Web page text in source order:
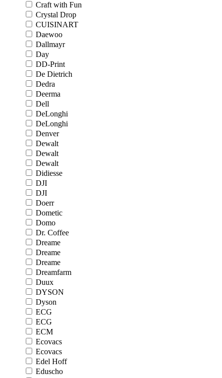
Craft with Fun
Crystal Drop
CUISINART
Daewoo
Dallmayr
Day
DD-Print
De Dietrich
Dedra
Deerma
Dell
DeLonghi
DeLonghi
Denver
Dewalt
Dewalt
Dewalt
Didiesse
DJI
DJI
Doerr
Dometic
Domo
Dr. Coffee
Dreame
Dreame
Dreame
Dreamfarm
Duux
DYSON
Dyson
ECG
ECG
ECM
Ecovacs
Ecovacs
Edel Hoff
Eduscho